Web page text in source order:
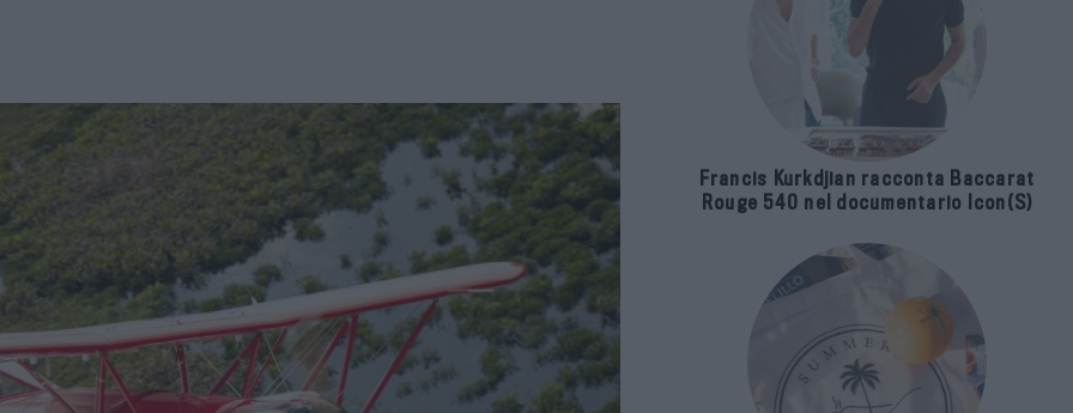
Francis Kurkdjian racconta Baccarat
Rouge 540 nel documentario Icon(S)